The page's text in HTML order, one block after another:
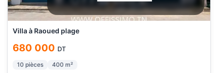
Villa à Raoued plage
680 000 DT
10 pièces 400 m²